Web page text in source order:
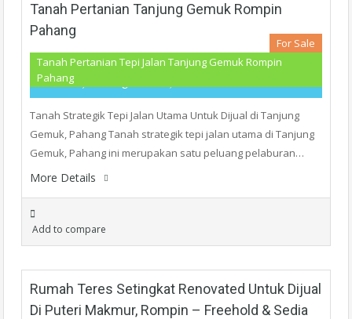
Tanah Pertanian Tanjung Gemuk Rompin
Pahang
Tanah Pertanian Tepi Jalan Tanjung Gemuk Rompin
Pahang
For Sale
RM370,000
Tanah Strategik Tepi Jalan Utama Untuk Dijual di Tanjung
Gemuk, Pahang Tanah strategik tepi jalan utama di Tanjung
Gemuk, Pahang ini merupakan satu peluang pelaburan…
More Details
Add to compare
Rumah Teres Setingkat Renovated Untuk Dijual
Di Puteri Makmur, Rompin – Freehold & Sedia